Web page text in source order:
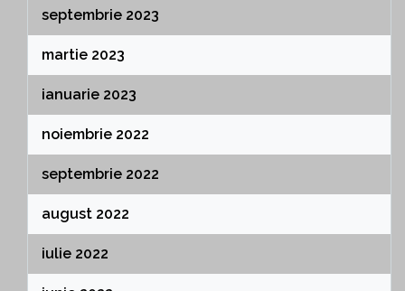
septembrie 2023
martie 2023
ianuarie 2023
noiembrie 2022
septembrie 2022
august 2022
iulie 2022